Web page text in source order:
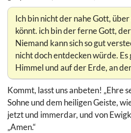
Ich bin nicht der nahe Gott,
könnt. ich bin der ferne Gott,
Niemand kann sich so gut
nicht doch entdecken würde.
Himmel und auf der Erde, an
Kommt, lasst uns anbeten! „Ehre
Sohne und dem heiligen Geiste,
jetzt und immerdar, und von
„Amen.“